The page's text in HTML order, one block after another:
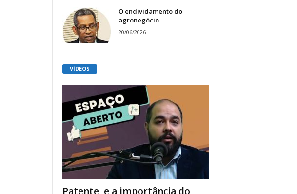
O endividamento do
agronegócio
20/06/2026
VÍDEOS
Patente, e a importância do